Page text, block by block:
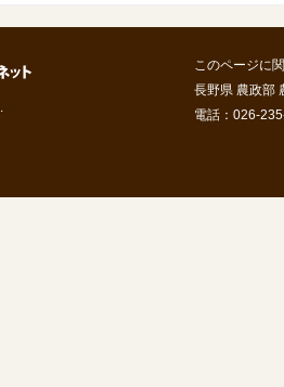
このページに
長野県 農政部
電話：026-